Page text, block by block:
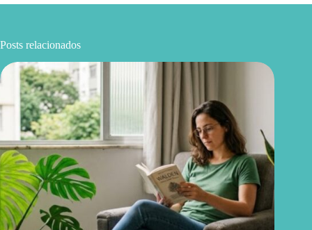
Posts relacionados